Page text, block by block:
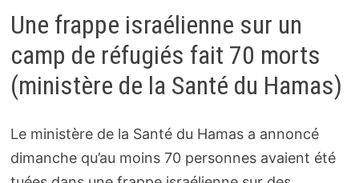
Une frappe israélienne sur un
camp de réfugiés fait 70 morts
(ministère de la Santé du Hamas)
Le ministère de la Santé du Hamas a annoncé
dimanche qu’au moins 70 personnes avaient été